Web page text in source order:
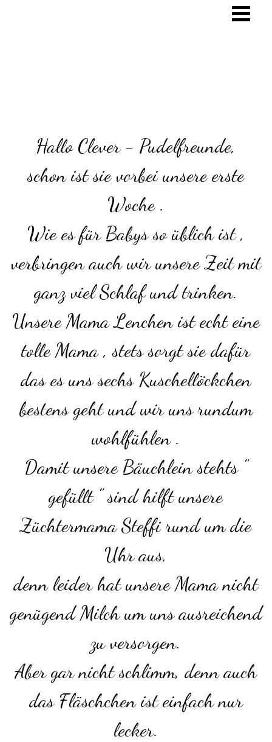
Hallo Clever - Pudelfreunde,
schon ist sie vorbei unsere erste
Woche .
Wie es für Babys so üblich ist ,
verbringen auch wir unsere Zeit mit
ganz viel Schlaf und trinken.
Unsere Mama Lenchen ist echt eine
tolle Mama , stets sorgt sie dafür
das es uns sechs Kuschellöckchen
bestens geht und wir uns rundum
wohlfühlen .
Damit unsere Bäuchlein stehts "
gefüllt " sind hilft unsere
Züchtermama Steffi rund um die
Uhr aus,
denn leider hat unsere Mama nicht
genügend Milch um uns ausreichend
zu versorgen.
Aber gar nicht schlimm, denn auch
das Fläschchen ist einfach nur
lecker.